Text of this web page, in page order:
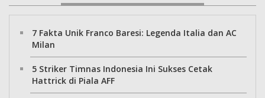
7 Fakta Unik Franco Baresi: Legenda Italia dan AC
Milan
5 Striker Timnas Indonesia Ini Sukses Cetak
Hattrick di Piala AFF